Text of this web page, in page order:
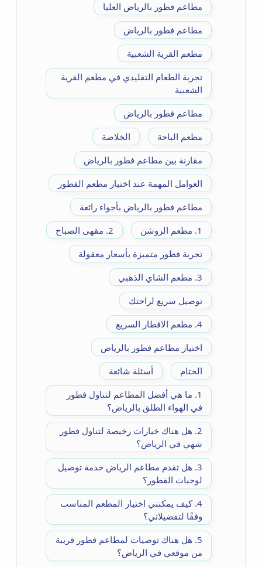
مطاعم فطور بالرياض العليا
مطاعم فطور بالرياض
مطعم القرية الشعبية
تجربة الطعام التقليدي في مطعم القرية
الشعبية
مطاعم فطور بالرياض
مطعم الباحة
الخلاصة
مقارنة بين مطاعم فطور بالرياض
العوامل المهمة عند اختيار مطعم الفطور
مطاعم فطور بالرياض بأجواء رائعة
1. مطعم الروشن
2. مقهى الصباح
تجربة فطور متميزة بأسعار معقولة
3. مطعم الشاي الذهبي
توصيل سريع لراحتك
4. مطعم الافطار السريع
اختيار مطاعم فطور بالرياض
الختام
أسئلة شائعة
1. ما هي أفضل المطاعم لتناول فطور
في الهواء الطلق بالرياض؟
2. هل هناك خيارات رخيصة لتناول فطور
شهي في الرياض؟
3. هل تقدم مطاعم الرياض خدمة توصيل
لوجبات الفطور؟
4. كيف يمكنني اختيار المطعم المناسب
وفقًا لتفضيلاتي؟
5. هل هناك توصيات لمطاعم فطور قريبة
من موقعي في الرياض؟